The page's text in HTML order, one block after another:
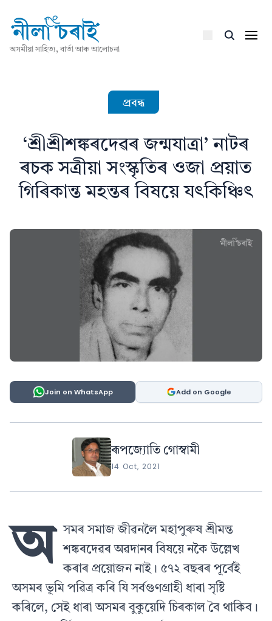
অসমীয়া সাহিত্য, বাৰ্তা আৰু আলোচনা
প্ৰবন্ধ
‘শ্ৰীশ্ৰীশঙ্কৰদেৱৰ জন্মযাত্ৰা’ নাটৰ
ৰচক সত্ৰীয়া সংস্কৃতিৰ ওজা প্ৰয়াত
গিৰিকান্ত মহন্তৰ বিষয়ে যৎকিঞ্চিৎ
Join on WhatsApp Add on Google
ৰূপজ্যোতি গোস্বামী
14 Oct, 2021
অ
সমৰ সমাজ জীৱনলৈ মহাপুৰুষ শ্ৰীমন্ত
শঙ্কৰদেৱৰ অৱদানৰ বিষয়ে নকৈ উল্লেখ
কৰাৰ প্ৰয়োজন নাই। ৫৭২ বছৰৰ পূৰ্বেই
অসমৰ ভূমি পৱিত্ৰ কৰি যি সৰ্বগুণগ্ৰাহী ধাৰা সৃষ্টি
কৰিলে, সেই ধাৰা অসমৰ বুকুয়েদি চিৰকাল বৈ থাকিব।